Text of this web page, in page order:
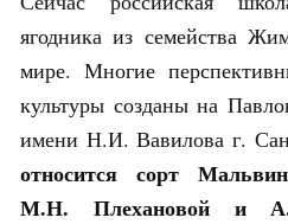
ягодника из семейства
мире. Многие
культуры созданы на
имени Н.И. Вавилова г.
относится сорт
М.Н. Плехановой и